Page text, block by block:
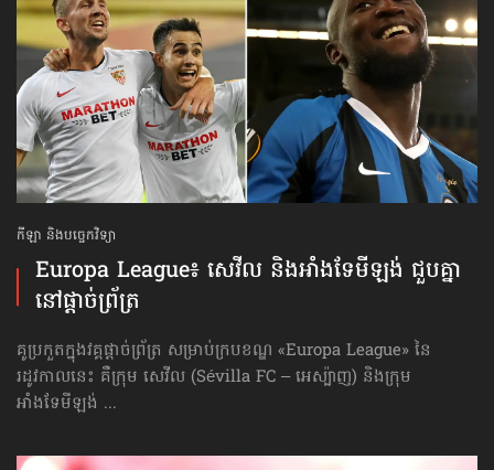
កីឡា និងបច្ចេកវិទ្យា
Europa League៖ សេវីល និង​អាំងទែមីឡង់ ជួបគ្នា
នៅ​ផ្ដាច់ព្រ័ត្រ
គូប្រកួតក្នុងវគ្គផ្ដាច់ព្រ័ត្រ សម្រាប់ក្របខណ្ឌ «Europa League» នៃ
រដូវកាលនេះ គឺក្រុម សេវីល (Sévilla FC – អេស្ប៉ាញ) និងក្រុម
អាំងទែមីឡង់ ...